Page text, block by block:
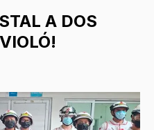
A DOS